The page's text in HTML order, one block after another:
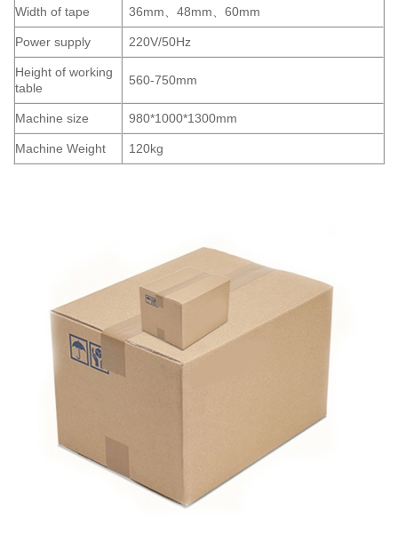
Width of tape 36mm、48mm、60mm
Power supply 220V/50Hz
Height of working
table
560-750mm
Machine size 980*1000*1300mm
Machine Weight 120kg